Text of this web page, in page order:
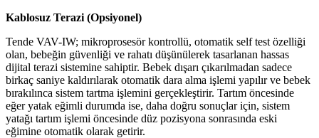
Kablosuz Terazi (Opsiyonel)
Tende VAV-IW; mikroprosesör kontrollü, otomatik self test özelliği
olan, bebeğin güvenliği ve rahatı düşünülerek tasarlanan hassas
dijital terazi sistemine sahiptir. Bebek dışarı çıkarılmadan sadece
birkaç saniye kaldırılarak otomatik dara alma işlemi yapılır ve bebek
bırakılınca sistem tartma işlemini gerçekleştirir. Tartım öncesinde
eğer yatak eğimli durumda ise, daha doğru sonuçlar için, sistem
yatağı tartım işlemi öncesinde düz pozisyona sonrasında eski
eğimine otomatik olarak getirir.